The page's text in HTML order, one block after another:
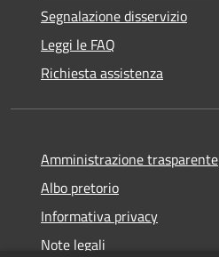
Segnalazione disservizio
Leggi le FAQ
Richiesta assistenza
Amministrazione trasparente
Albo pretorio
Informativa privacy
Note legali